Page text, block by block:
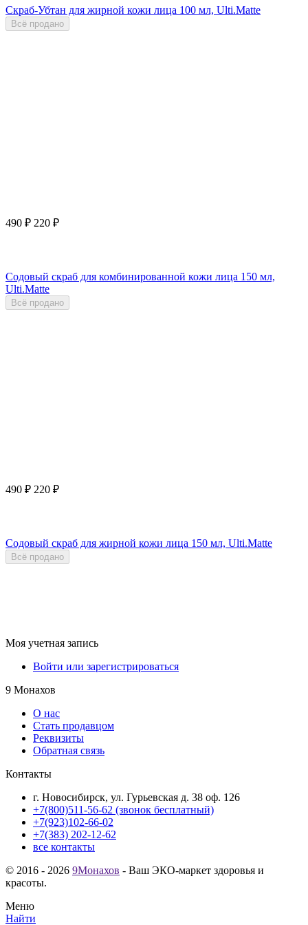
Скраб-Убтан для жирной кожи лица 100 мл, Ulti.Matte
Всё продано
490 ₽ 220 ₽
Содовый скраб для комбинированной кожи лица 150 мл,
Ulti.Matte
Всё продано
490 ₽ 220 ₽
Содовый скраб для жирной кожи лица 150 мл, Ulti.Matte
Всё продано
Моя учетная запись
Войти или зарегистрироваться
9 Монахов
О нас
Стать продавцом
Реквизиты
Обратная связь
Контакты
г. Новосибирск, ул. Гурьевская д. 38 оф. 126
+7(800)511-56-62 (звонок бесплатный)
+7(923)102-66-02
+7(383) 202-12-62
все контакты
© 2016 - 2026 9Монахов - Ваш ЭКО-маркет здоровья и
красоты.
Меню
Найти